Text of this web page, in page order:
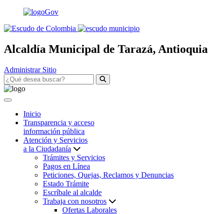
Alcaldía Municipal de Tarazá, Antioquia
Administrar Sitio
Inicio
Transparencia y acceso
información pública
Atención y Servicios
a la Ciudadanía
Trámites y Servicios
Pagos en Línea
Peticiones, Quejas, Reclamos y Denuncias
Estado Trámite
Escríbale al alcalde
Trabaja con nosotros
Ofertas Laborales